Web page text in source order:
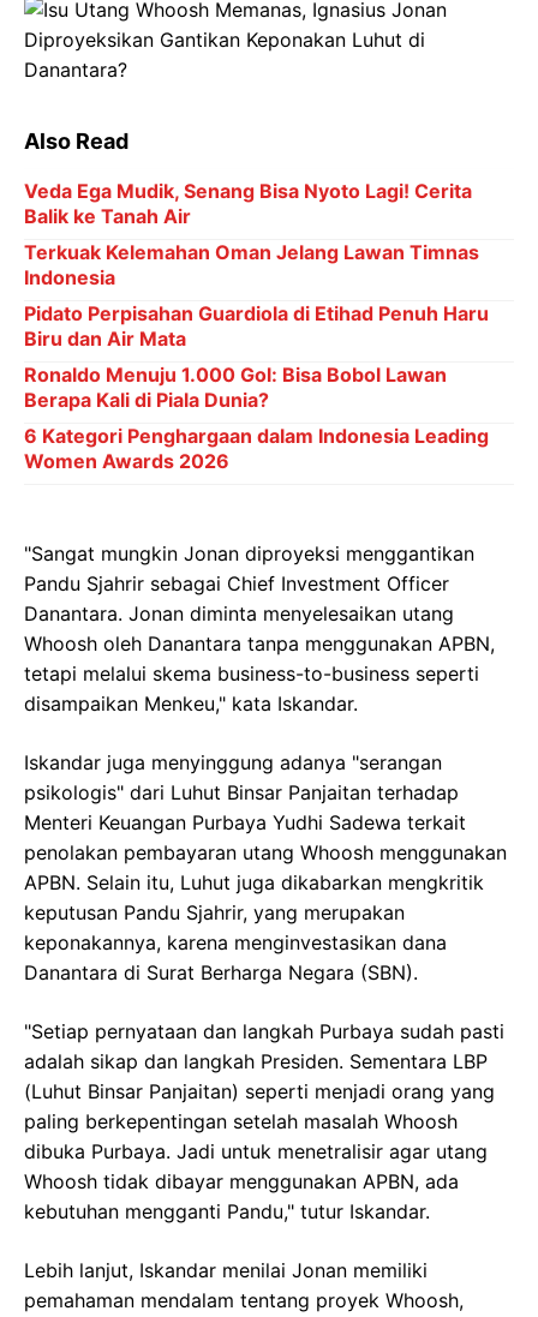
Also Read
Veda Ega Mudik, Senang Bisa Nyoto Lagi! Cerita
Balik ke Tanah Air
Terkuak Kelemahan Oman Jelang Lawan Timnas
Indonesia
Pidato Perpisahan Guardiola di Etihad Penuh Haru
Biru dan Air Mata
Ronaldo Menuju 1.000 Gol: Bisa Bobol Lawan
Berapa Kali di Piala Dunia?
6 Kategori Penghargaan dalam Indonesia Leading
Women Awards 2026
"Sangat mungkin Jonan diproyeksi menggantikan
Pandu Sjahrir sebagai Chief Investment Officer
Danantara. Jonan diminta menyelesaikan utang
Whoosh oleh Danantara tanpa menggunakan APBN,
tetapi melalui skema business-to-business seperti
disampaikan Menkeu," kata Iskandar.
Iskandar juga menyinggung adanya "serangan
psikologis" dari Luhut Binsar Panjaitan terhadap
Menteri Keuangan Purbaya Yudhi Sadewa terkait
penolakan pembayaran utang Whoosh menggunakan
APBN. Selain itu, Luhut juga dikabarkan mengkritik
keputusan Pandu Sjahrir, yang merupakan
keponakannya, karena menginvestasikan dana
Danantara di Surat Berharga Negara (SBN).
"Setiap pernyataan dan langkah Purbaya sudah pasti
adalah sikap dan langkah Presiden. Sementara LBP
(Luhut Binsar Panjaitan) seperti menjadi orang yang
paling berkepentingan setelah masalah Whoosh
dibuka Purbaya. Jadi untuk menetralisir agar utang
Whoosh tidak dibayar menggunakan APBN, ada
kebutuhan mengganti Pandu," tutur Iskandar.
Lebih lanjut, Iskandar menilai Jonan memiliki
pemahaman mendalam tentang proyek Whoosh,